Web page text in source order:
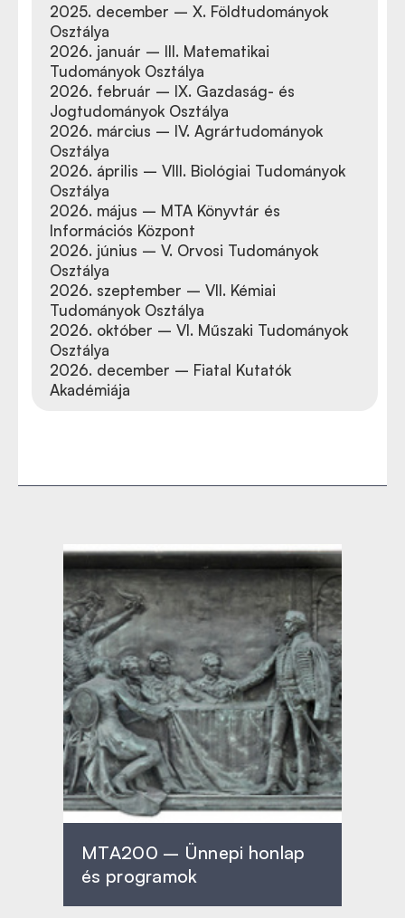
2025. december – X. Földtudományok
Osztálya
2026. január – III. Matematikai
Tudományok Osztálya
2026. február – IX. Gazdaság- és
Jogtudományok Osztálya
2026. március – IV. Agrártudományok
Osztálya
2026. április – VIII. Biológiai Tudományok
Osztálya
2026. május – MTA Könyvtár és
Információs Központ
2026. június – V. Orvosi Tudományok
Osztálya
2026. szeptember – VII. Kémiai
Tudományok Osztálya
2026. október – VI. Műszaki Tudományok
Osztálya
2026. december – Fiatal Kutatók
Akadémiája
MTA200 – Ünnepi honlap
és programok